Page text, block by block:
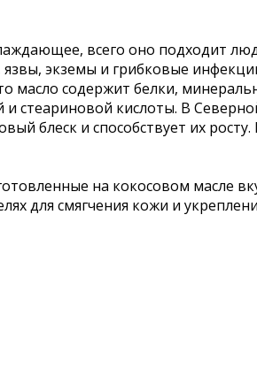
всего оно подходит
экземы и грибковые
масло содержит белки,
стеариновой кислоты. В
блеск и способствует их
на кокосовом масле
для смягчения кожи и